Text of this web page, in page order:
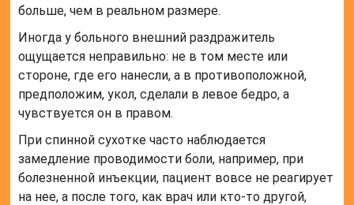
больше, чем в реальном размере.
Иногда у больного внешний раздражитель
ощущается неправильно: не в том месте или
стороне, где его нанесли, а в противоположной,
предположим, укол, сделали в левое бедро, а
чувствуется он в правом.
При спинной сухотке часто наблюдается
замедление проводимости боли, например, при
болезненной инъекции, пациент вовсе не реагирует
на нее, а после того, как врач или кто-то другой,